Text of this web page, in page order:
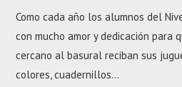
entrada:
Como cada año los alumnos del
con mucho amor y dedicación para
cercano al basural reciban sus
colores, cuadernillos…